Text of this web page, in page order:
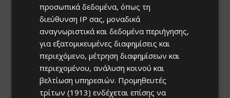
προσωπικά δεδομένα, όπως τη
διεύθυνση IP σας, μοναδικά
αναγνωριστικά και δεδομένα περιήγησης,
για εξατομικευμένες διαφημίσεις και
περιεχόμενο, μέτρηση διαφημίσεων και
περιεχομένου, ανάλυση κοινού και
βελτίωση υπηρεσιών. Προμηθευτές
τρίτων (1913) ενδέχεται επίσης να